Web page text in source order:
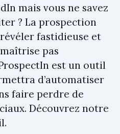
mais vous ne savez
? La prospection
fastidieuse et
pas
est un outil
d’automatiser
faire perdre de
Découvrez notre